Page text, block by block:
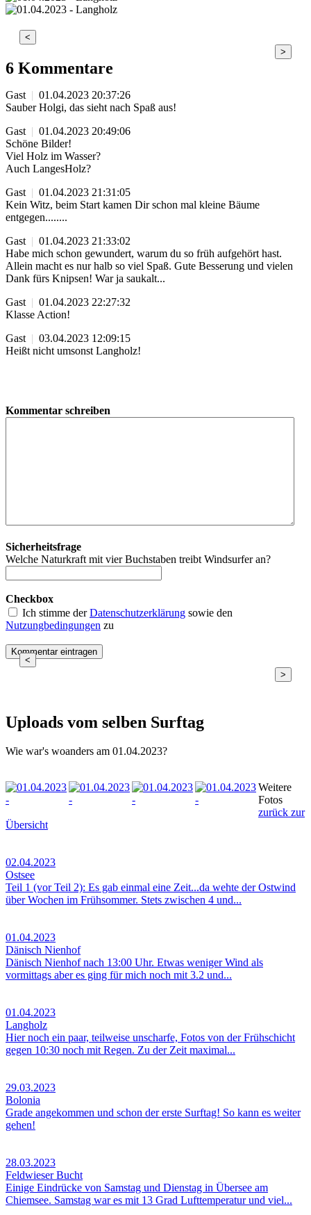
<
>
6 Kommentare
Gast | 01.04.2023 20:37:26
Sauber Holgi, das sieht nach Spaß aus!
Gast | 01.04.2023 20:49:06
Schöne Bilder!
Viel Holz im Wasser?
Auch LangesHolz?
Gast | 01.04.2023 21:31:05
Kein Witz, beim Start kamen Dir schon mal kleine Bäume
entgegen........
Gast | 01.04.2023 21:33:02
Habe mich schon gewundert, warum du so früh aufgehört hast.
Allein macht es nur halb so viel Spaß. Gute Besserung und vielen
Dank fürs Knipsen! War ja saukalt...
Gast | 01.04.2023 22:27:32
Klasse Action!
Gast | 03.04.2023 12:09:15
Heißt nicht umsonst Langholz!
Kommentar schreiben
Sicherheitsfrage
Welche Naturkraft mit vier Buchstaben treibt Windsurfer an?
Checkbox
Ich stimme derDatenschutzerklärung sowie den
Nutzungbedingungen zu
<
>
Uploads vom selben Surftag
Wie war's woanders am 01.04.2023?
Weitere
Fotos
zurück zur
Übersicht
02.04.2023
Ostsee
Teil 1 (vor Teil 2): Es gab einmal eine Zeit...da wehte der Ostwind
über Wochen im Frühsommer. Stets zwischen 4 und...
01.04.2023
Dänisch Nienhof
Dänisch Nienhof nach 13:00 Uhr. Etwas weniger Wind als
vormittags aber es ging für mich noch mit 3.2 und...
01.04.2023
Langholz
Hier noch ein paar, teilweise unscharfe, Fotos von der Frühschicht
gegen 10:30 noch mit Regen. Zu der Zeit maximal...
29.03.2023
Bolonia
Grade angekommen und schon der erste Surftag! So kann es weiter
gehen!
28.03.2023
Feldwieser Bucht
Einige Eindrücke von Samstag und Dienstag in Übersee am
Chiemsee. Samstag war es mit 13 Grad Lufttemperatur und viel...